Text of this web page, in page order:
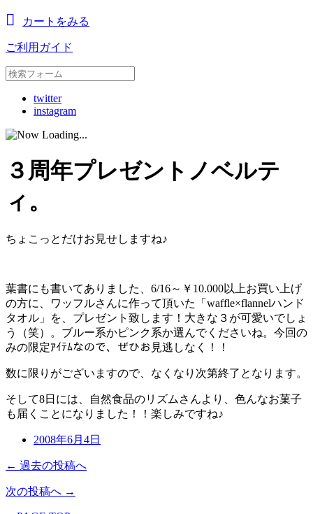
カートをみる
ご利用ガイド
twitter
instagram
３周年プレゼントノベルテ
ィ。
ちょこっとだけお見せしますね♪
葉書にも書いてありました、6/16～￥10.000以上お買い上げ
の方に、ワッフルさんに作って頂いた「waffle×flannelハンド
タオル」を、プレゼント致します！大きな３が可愛いでしょ
う（笑）。ブルー系かピンク系か選んでくださいね。今回の
みの限定ｱｲﾃﾑなので、ぜひお見逃しなく！！
数に限りがございますので、なくなり次第終了となります。
そして8日には、自然食品のリズムさんより、色んなお菓子
も届くことになりました！！楽しみですね♪
2008年6月4日
← 過去の投稿へ
次の投稿へ →